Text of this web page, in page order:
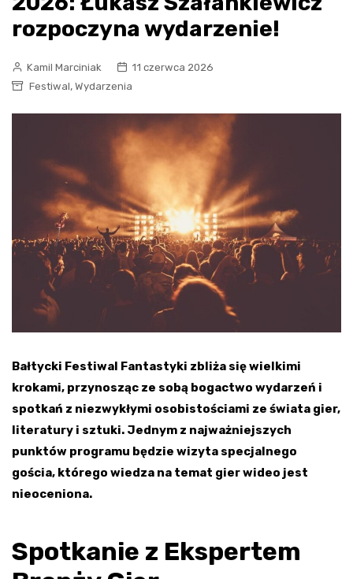
rozpoczyna wydarzenie!
Kamil Marciniak
11 czerwca 2026
Festiwal, Wydarzenia
Bałtycki Festiwal Fantastyki zbliża się wielkimi
krokami, przynosząc ze sobą bogactwo wydarzeń i
spotkań z niezwykłymi osobistościami ze świata gier,
literatury i sztuki. Jednym z najważniejszych
punktów programu będzie wizyta specjalnego
gościa, którego wiedza na temat gier wideo jest
nieoceniona.
Spotkanie z Ekspertem